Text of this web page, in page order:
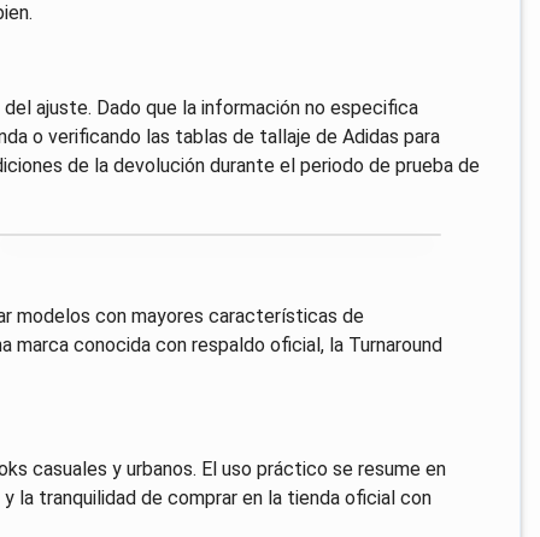
ajuste. Dado que la información no especifica
o verificando las tablas de tallaje de Adidas para
de la devolución durante el periodo de prueba de
modelos con mayores características de
marca conocida con respaldo oficial, la Turnaround
casuales y urbanos. El uso práctico se resume en
la tranquilidad de comprar en la tienda oficial con